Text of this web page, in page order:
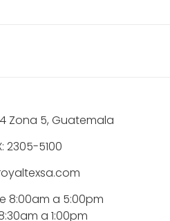
Zona 5, Guatemala
2305-5100
8:00am a 5:00pm
a 1:00pm